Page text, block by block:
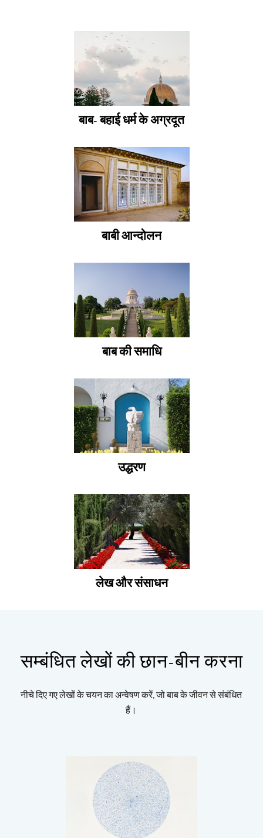
बाब- बहाई धर्म के अग्रदूत
बाबी आन्दोलन
बाब की समाधि
उद्धरण
लेख और संसाधन
सम्बंधित लेखों की छान-बीन करना
नीचे दिए गए लेखों के चयन का अन्वेषण करें, जो बाब के जीवन से संबंधित
हैं।